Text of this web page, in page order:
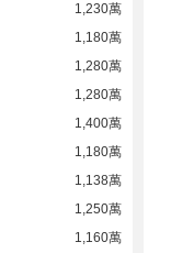
1,230萬
1,180萬
1,280萬
1,280萬
1,400萬
1,180萬
1,138萬
1,250萬
1,160萬